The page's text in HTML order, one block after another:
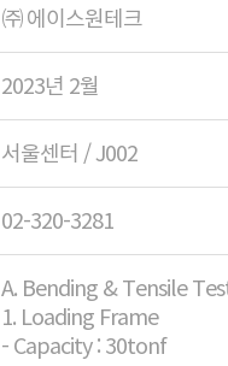
㈜ 에이스원테크
2023년 2월
서울센터 / J002
02-320-3281
A. Bending & Tensile
1. Loading Frame
- Capacity : 30tonf